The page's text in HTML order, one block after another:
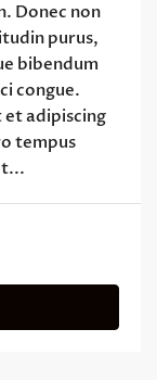
Donec non
purus,
bibendum
congue.
et adipiscing
tempus